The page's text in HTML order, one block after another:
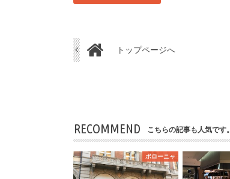
トップページへ
RECOMMEND こちらの記事も人気です。
ボローニャ